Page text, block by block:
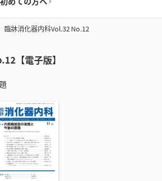
臨牀消化器内科Vol.32 No.12
【電子版】